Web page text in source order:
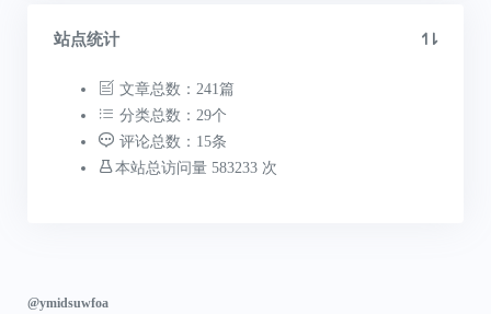
站点统计
文章总数：241篇
分类总数：29个
评论总数：15条
本站总访问量 583233 次
@ymidsuwfoa